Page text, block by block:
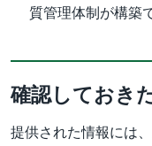
質管理体制が構築
確認しておき
提供された情報には